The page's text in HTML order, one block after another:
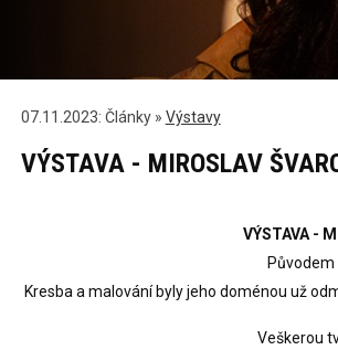
07.11.2023: Články » Výstavy
VÝSTAVA - MIROSLAV
VÝSTAVA -
Původem
Kresba a malování byly jeho doménou už
Veškerou